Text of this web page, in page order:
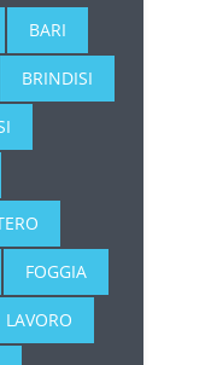
BARI
BRINDISI
FOGGIA
LAVORO